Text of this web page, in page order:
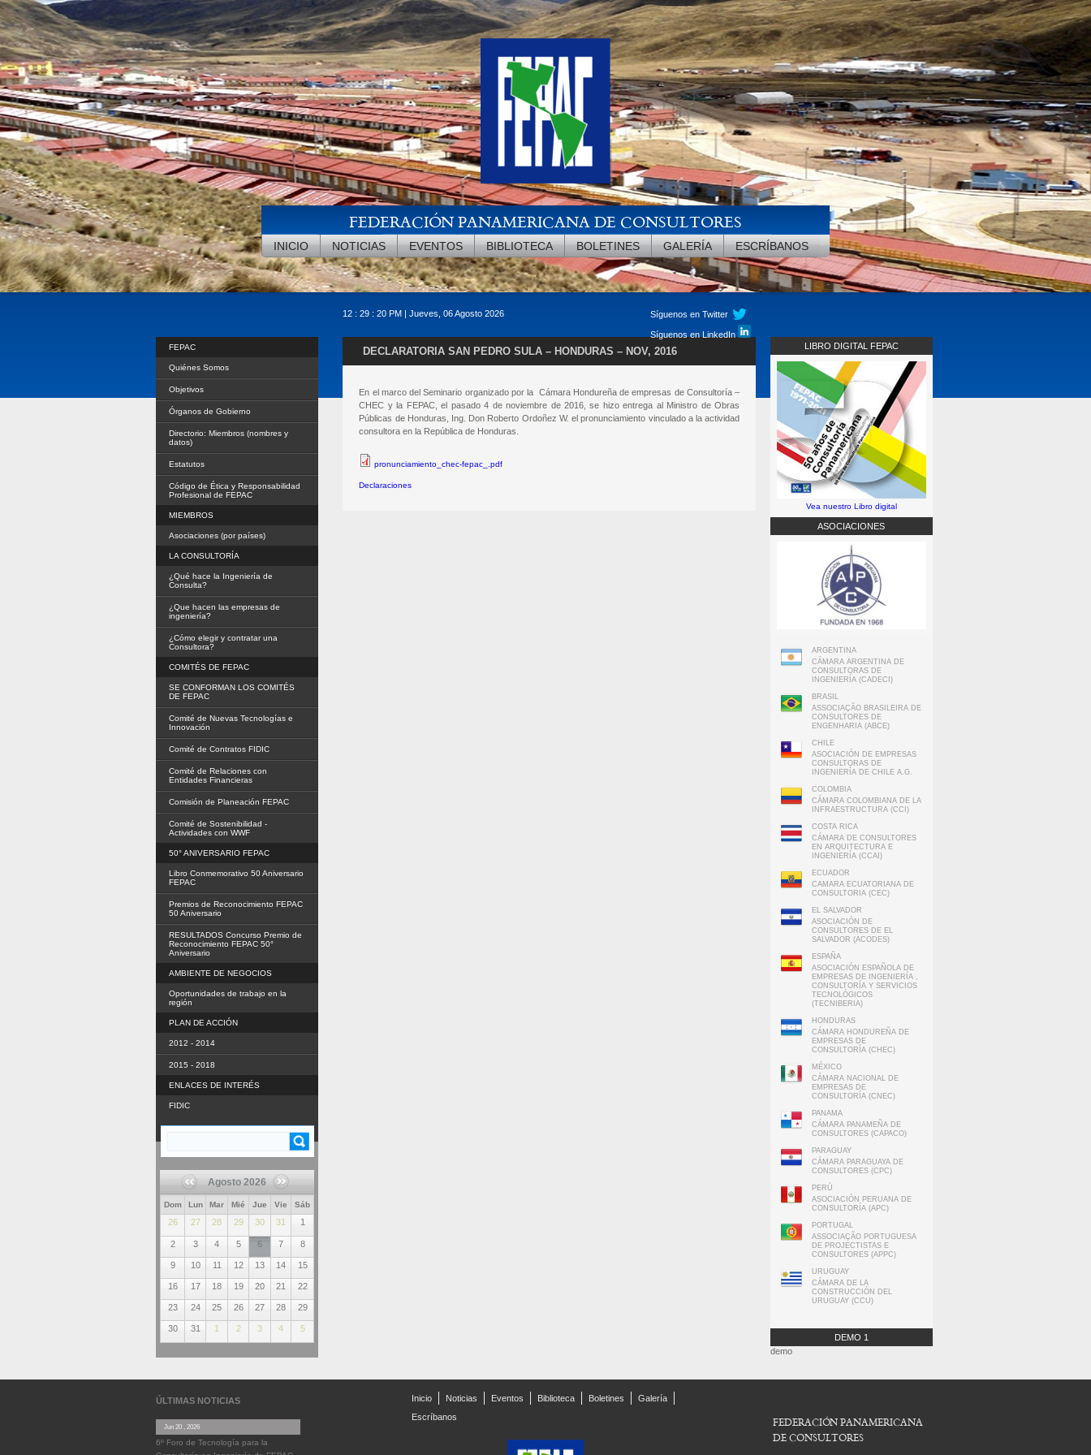
Pasar al contenido principal
FEDERACIÓN PANAMERICANA DE CONSULTORES
INICIO NOTICIAS EVENTOS BIBLIOTECA BOLETINES GALERÍA ESCRÍBANOS
12 : 29 : 20 PM | Jueves, 06 Agosto 2026 Síguenos en Twitter
Síguenos en LinkedIn
DECLARATORIA SAN PEDRO SULA – HONDURAS – NOV, 2016
En el marco del Seminario organizado por la Cámara Hondureña de empresas de Consultoría –
CHEC y la FEPAC, el pasado 4 de noviembre de 2016, se hizo entrega al Ministro de Obras
Públicas de Honduras, Ing. Don Roberto Ordoñez W. el pronunciamiento vinculado a la actividad
consultora en la República de Honduras.
pronunciamiento_chec-fepac_.pdf
Declaraciones
FEPAC
Quiénes Somos
Objetivos
Órganos de Gobierno
Directorio: Miembros (nombres y
datos)
Estatutos
Código de Ética y Responsabilidad
Profesional de FEPAC
MIEMBROS
Asociaciones (por países)
LA CONSULTORÍA
¿Qué hace la Ingeniería de
Consulta?
¿Que hacen las empresas de
ingeniería?
¿Cómo elegir y contratar una
Consultora?
COMITÉS DE FEPAC
SE CONFORMAN LOS COMITÉS
DE FEPAC
Comité de Nuevas Tecnologías e
Innovación
Comité de Contratos FIDIC
Comité de Relaciones con
Entidades Financieras
Comisión de Planeación FEPAC
Comité de Sostenibilidad -
Actividades con WWF
50° ANIVERSARIO FEPAC
Libro Conmemorativo 50 Aniversario
FEPAC
Premios de Reconocimiento FEPAC
50 Aniversario
RESULTADOS Concurso Premio de
Reconocimiento FEPAC 50°
Aniversario
AMBIENTE DE NEGOCIOS
Oportunidades de trabajo en la
región
PLAN DE ACCIÓN
2012 - 2014
2015 - 2018
ENLACES DE INTERÉS
FIDIC
BÚSQUEDA
Agosto 2026
Dom Lun Mar Mié Jue Vie Sáb
26 27 28 29 30 31 1
2 3 4 5 6 7 8
9 10 11 12 13 14 15
16 17 18 19 20 21 22
23 24 25 26 27 28 29
30 31 1 2 3 4 5
LIBRO DIGITAL FEPAC
Vea nuestro Libro digital
ASOCIACIONES
ARGENTINA
CÁMARA ARGENTINA DE
CONSULTORAS DE
INGENIERÍA (CADECI)
BRASIL
ASSOCIAÇÃO BRASILEIRA DE
CONSULTORES DE
ENGENHARIA (ABCE)
CHILE
ASOCIACIÓN DE EMPRESAS
CONSULTORAS DE
INGENIERÍA DE CHILE A.G.
COLOMBIA
CÁMARA COLOMBIANA DE LA
INFRAESTRUCTURA (CCI)
COSTA RICA
CÁMARA DE CONSULTORES
EN ARQUITECTURA E
INGENIERÍA (CCAI)
ECUADOR
CAMARA ECUATORIANA DE
CONSULTORIA (CEC)
EL SALVADOR
ASOCIACIÓN DE
CONSULTORES DE EL
SALVADOR (ACODES)
ESPAÑA
ASOCIACIÓN ESPAÑOLA DE
EMPRESAS DE INGENIERÍA ,
CONSULTORÍA Y SERVICIOS
TECNOLÓGICOS
(TECNIBERIA)
HONDURAS
CÁMARA HONDUREÑA DE
EMPRESAS DE
CONSULTORÍA (CHEC)
MÉXICO
CÁMARA NACIONAL DE
EMPRESAS DE
CONSULTORÍA (CNEC)
PANAMA
CÁMARA PANAMEÑA DE
CONSULTORES (CAPACO)
PARAGUAY
CÁMARA PARAGUAYA DE
CONSULTORES (CPC)
PERÚ
ASOCIACIÓN PERUANA DE
CONSULTORÍA (APC)
PORTUGAL
ASSOCIAÇÃO PORTUGUESA
DE PROJECTISTAS E
CONSULTORES (APPC)
URUGUAY
CÁMARA DE LA
CONSTRUCCIÓN DEL
URUGUAY (CCU)
DEMO 1
demo
FEDERACIÓN PANAMERICANA
DE CONSULTORES
ÚLTIMAS NOTICIAS
Jun 20 , 2026
6º Foro de Tecnología para la
Inicio Noticias Eventos Biblioteca Boletines
Galería
Escríbanos